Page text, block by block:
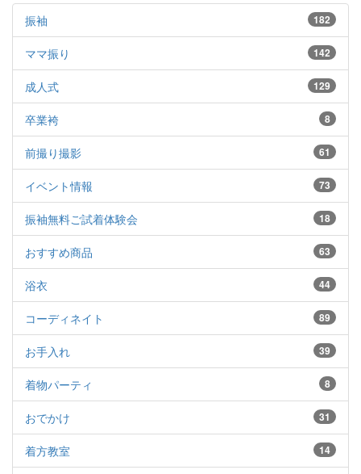
182
振袖
142
ママ振り
129
成人式
8
卒業袴
61
前撮り撮影
73
イベント情報
18
振袖無料ご試着体験会
63
おすすめ商品
44
浴衣
89
コーディネイト
39
お手入れ
8
着物パーティ
31
おでかけ
14
着方教室